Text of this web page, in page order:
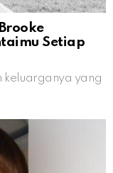
Setiap
keluarganya yang